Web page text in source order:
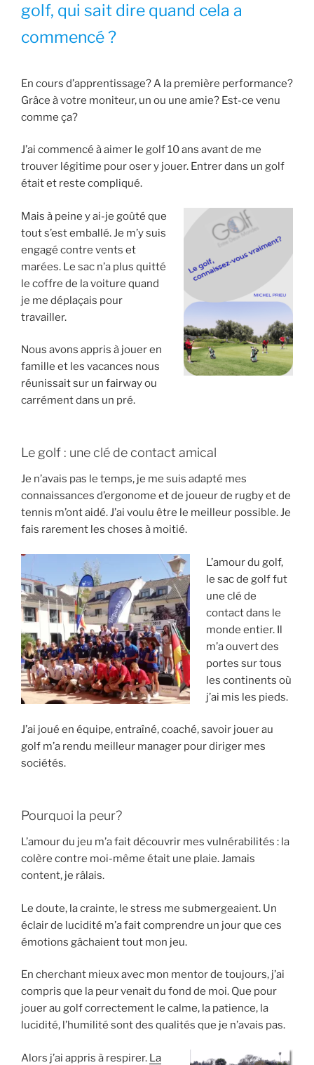
golf, qui sait dire quand cela a
commencé ?
En cours d’apprentissage? A la première performance?
Grâce à votre moniteur, un ou une amie? Est-ce venu
comme ça?
J’ai commencé à aimer le golf 10 ans avant de me
trouver légitime pour oser y jouer. Entrer dans un golf
était et reste compliqué.
Mais à peine y ai-je goûté que
tout s’est emballé. Je m’y suis
engagé contre vents et
marées. Le sac n’a plus quitté
le coffre de la voiture quand
je me déplaçais pour
travailler.
Nous avons appris à jouer en
famille et les vacances nous
réunissait sur un fairway ou
carrément dans un pré.
Le golf : une clé de contact amical
Je n’avais pas le temps, je me suis adapté mes
connaissances d’ergonome et de joueur de rugby et de
tennis m’ont aidé. J’ai voulu être le meilleur possible. Je
fais rarement les choses à moitié.
L’amour du golf,
le sac de golf fut
une clé de
contact dans le
monde entier. Il
m’a ouvert des
portes sur tous
les continents où
j’ai mis les pieds.
J’ai joué en équipe, entraîné, coaché, savoir jouer au
golf m’a rendu meilleur manager pour diriger mes
sociétés.
Pourquoi la peur?
L’amour du jeu m’a fait découvrir mes vulnérabilités : la
colère contre moi-même était une plaie. Jamais
content, je râlais.
Le doute, la crainte, le stress me submergeaient. Un
éclair de lucidité m’a fait comprendre un jour que ces
émotions gâchaient tout mon jeu.
En cherchant mieux avec mon mentor de toujours, j’ai
compris que la peur venait du fond de moi. Que pour
jouer au golf correctement le calme, la patience, la
lucidité, l’humilité sont des qualités que je n’avais pas.
Alors j’ai appris à respirer. La